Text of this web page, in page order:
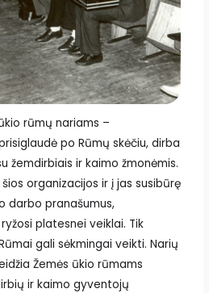
rūmų nariams –
po Rūmų skėčiu, dirba
žemdirbiais ir kaimo žmonėmis.
organizacijos ir į jas susibūrę
darbo pranašumus,
platesnei veiklai. Tik
gali sėkmingai veikti. Narių
Žemės ūkio rūmams
ir kaimo gyventojų